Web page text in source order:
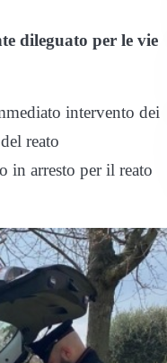
dileguato per le vie
intervento dei
reato
in arresto per il reato